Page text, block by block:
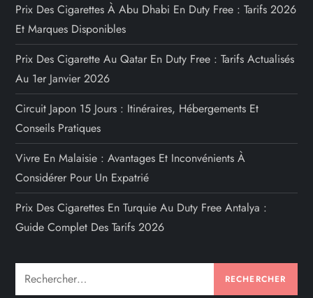
Prix Des Cigarettes À Abu Dhabi En Duty Free : Tarifs 2026
Et Marques Disponibles
Prix Des Cigarette Au Qatar En Duty Free : Tarifs Actualisés
Au 1er Janvier 2026
Circuit Japon 15 Jours : Itinéraires, Hébergements Et
Conseils Pratiques
Vivre En Malaisie : Avantages Et Inconvénients À
Considérer Pour Un Expatrié
Prix Des Cigarettes En Turquie Au Duty Free Antalya :
Guide Complet Des Tarifs 2026
Rechercher :